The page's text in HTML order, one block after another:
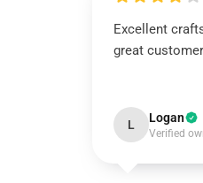
Excellent
great
L Logan
Verified